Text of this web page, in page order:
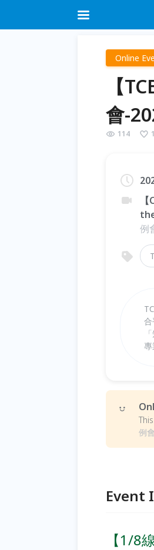
Online
【
會-
114 1
例
專
例
Event
【1/8